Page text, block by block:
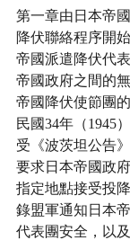
第一章由日本帝
降伏聯絡程序開
帝國派遣降伏代
帝國政府之間的
帝國降伏使節團的
民國34年（1945
受《波茨坦公告
要求日本帝國政
指定地點接受投
錄盟軍通知日本
代表團安全，以